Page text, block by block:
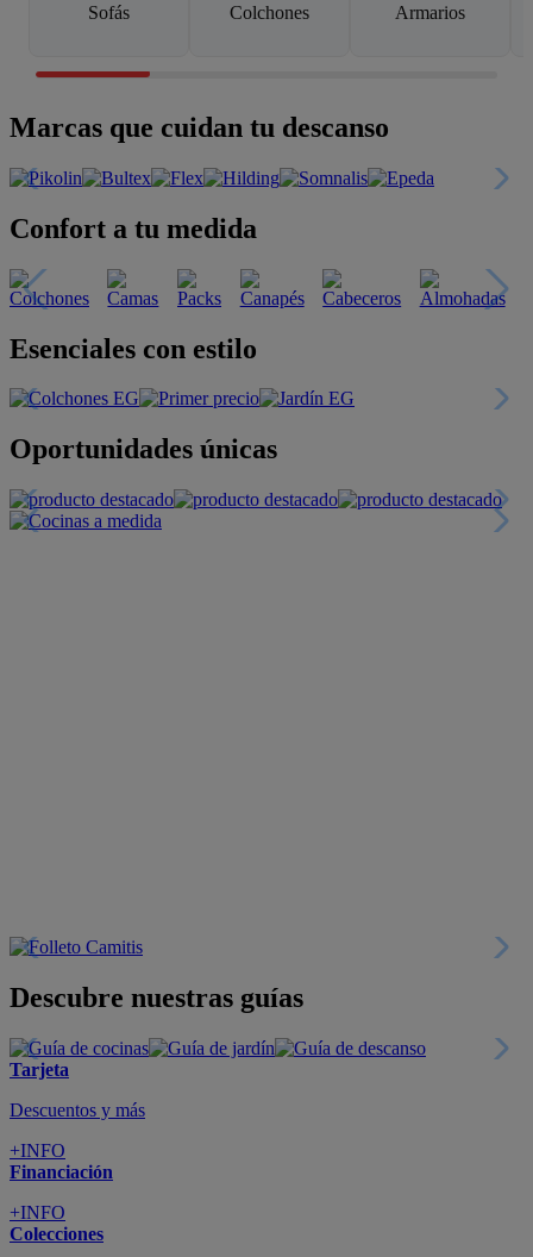
Sofás Colchones Armarios
Marcas que cuidan tu descanso
Confort a tu medida
Esenciales con estilo
Oportunidades únicas
Descubre nuestras guías
Tarjeta
Descuentos y más
+INFO
Financiación
+INFO
Colecciones